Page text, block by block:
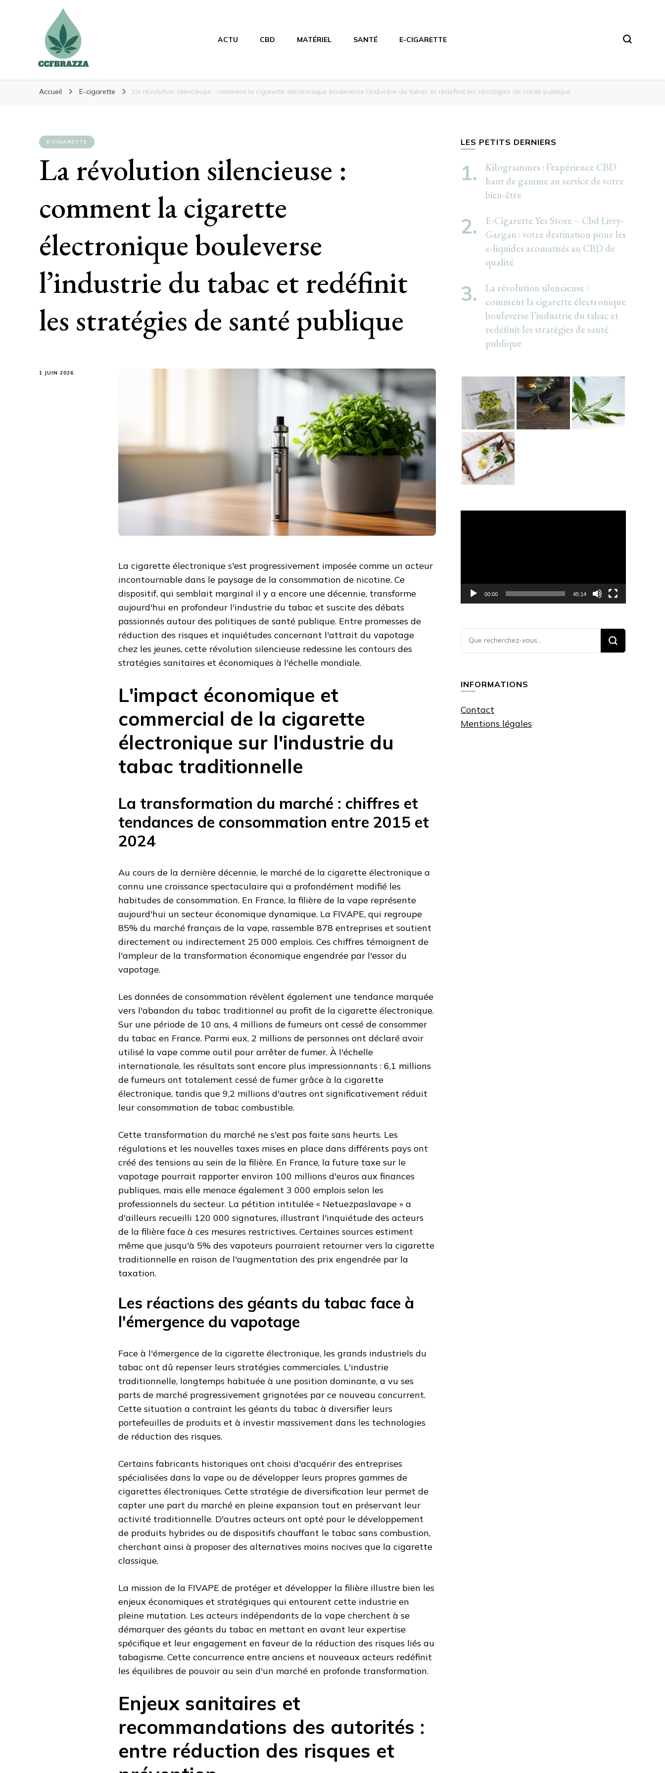
Ccfbrazza
Ccfbrazza
ACTU CBD MATÉRIEL SANTÉ E-CIGARETTE
Accueil E-cigarette La révolution silencieuse : comment la cigarette électronique bouleverse l’industrie du tabac et redéfinit les stratégies de santé publique
E-CIGARETTE
La révolution silencieuse :
comment la cigarette
électronique bouleverse
l’industrie du tabac et redéfinit
les stratégies de santé publique
1 JUIN 2026
La cigarette électronique s'est progressivement imposée comme un acteur
incontournable dans le paysage de la consommation de nicotine. Ce
dispositif, qui semblait marginal il y a encore une décennie, transforme
aujourd'hui en profondeur l'industrie du tabac et suscite des débats
passionnés autour des politiques de santé publique. Entre promesses de
réduction des risques et inquiétudes concernant l'attrait du vapotage
chez les jeunes, cette révolution silencieuse redessine les contours des
stratégies sanitaires et économiques à l'échelle mondiale.
L'impact économique et
commercial de la cigarette
électronique sur l'industrie du
tabac traditionnelle
La transformation du marché : chiffres et
tendances de consommation entre 2015 et
2024
Au cours de la dernière décennie, le marché de la cigarette électronique a
connu une croissance spectaculaire qui a profondément modifié les
habitudes de consommation. En France, la filière de la vape représente
aujourd'hui un secteur économique dynamique. La FIVAPE, qui regroupe
85% du marché français de la vape, rassemble 878 entreprises et soutient
directement ou indirectement 25 000 emplois. Ces chiffres témoignent de
l'ampleur de la transformation économique engendrée par l'essor du
vapotage.
Les données de consommation révèlent également une tendance marquée
vers l'abandon du tabac traditionnel au profit de la cigarette électronique.
Sur une période de 10 ans, 4 millions de fumeurs ont cessé de consommer
du tabac en France. Parmi eux, 2 millions de personnes ont déclaré avoir
utilisé la vape comme outil pour arrêter de fumer. À l'échelle
internationale, les résultats sont encore plus impressionnants : 6,1 millions
de fumeurs ont totalement cessé de fumer grâce à la cigarette
électronique, tandis que 9,2 millions d'autres ont significativement réduit
leur consommation de tabac combustible.
Cette transformation du marché ne s'est pas faite sans heurts. Les
régulations et les nouvelles taxes mises en place dans différents pays ont
créé des tensions au sein de la filière. En France, la future taxe sur le
vapotage pourrait rapporter environ 100 millions d'euros aux finances
publiques, mais elle menace également 3 000 emplois selon les
professionnels du secteur. La pétition intitulée « Netuezpaslavape » a
d'ailleurs recueilli 120 000 signatures, illustrant l'inquiétude des acteurs
de la filière face à ces mesures restrictives. Certaines sources estiment
même que jusqu'à 5% des vapoteurs pourraient retourner vers la cigarette
traditionnelle en raison de l'augmentation des prix engendrée par la
taxation.
Les réactions des géants du tabac face à
l'émergence du vapotage
Face à l'émergence de la cigarette électronique, les grands industriels du
tabac ont dû repenser leurs stratégies commerciales. L'industrie
traditionnelle, longtemps habituée à une position dominante, a vu ses
parts de marché progressivement grignotées par ce nouveau concurrent.
Cette situation a contraint les géants du tabac à diversifier leurs
portefeuilles de produits et à investir massivement dans les technologies
de réduction des risques.
Certains fabricants historiques ont choisi d'acquérir des entreprises
spécialisées dans la vape ou de développer leurs propres gammes de
cigarettes électroniques. Cette stratégie de diversification leur permet de
capter une part du marché en pleine expansion tout en préservant leur
activité traditionnelle. D'autres acteurs ont opté pour le développement
de produits hybrides ou de dispositifs chauffant le tabac sans combustion,
cherchant ainsi à proposer des alternatives moins nocives que la cigarette
classique.
La mission de la FIVAPE de protéger et développer la filière illustre bien les
enjeux économiques et stratégiques qui entourent cette industrie en
pleine mutation. Les acteurs indépendants de la vape cherchent à se
démarquer des géants du tabac en mettant en avant leur expertise
spécifique et leur engagement en faveur de la réduction des risques liés au
tabagisme. Cette concurrence entre anciens et nouveaux acteurs redéfinit
les équilibres de pouvoir au sein d'un marché en profonde transformation.
Enjeux sanitaires et
recommandations des autorités :
entre réduction des risques et
LES PETITS DERNIERS
Kilogrammes : l’expérience CBD
haut de gamme au service de votre
bien-être
E-Cigarette Yes Store – Cbd Livry-
Gargan : votre destination pour les
e-liquides aromatisés au CBD de
qualité
La révolution silencieuse :
comment la cigarette électronique
bouleverse l’industrie du tabac et
redéfinit les stratégies de santé
publique
00:00 45:14
INFORMATIONS
Contact
Mentions légales